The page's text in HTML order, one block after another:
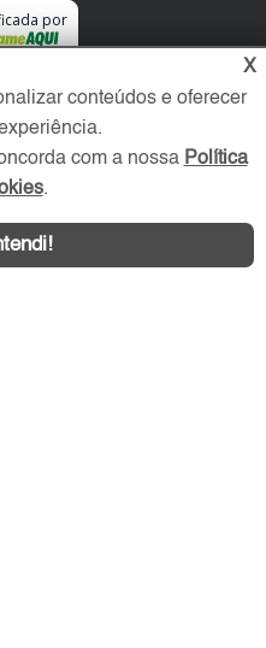
por
X
conteúdos e oferecer
com a nossa Política
.